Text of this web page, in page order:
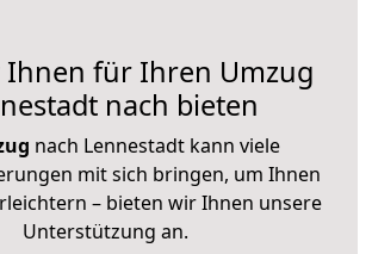
Ihnen für Ihren Umzug
nach bieten
nach Lennestadt kann viele
mit sich bringen, um Ihnen
– bieten wir Ihnen unsere
Unterstützung an.